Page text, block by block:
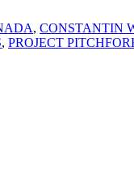
, CONSTANTIN
, PROJECT